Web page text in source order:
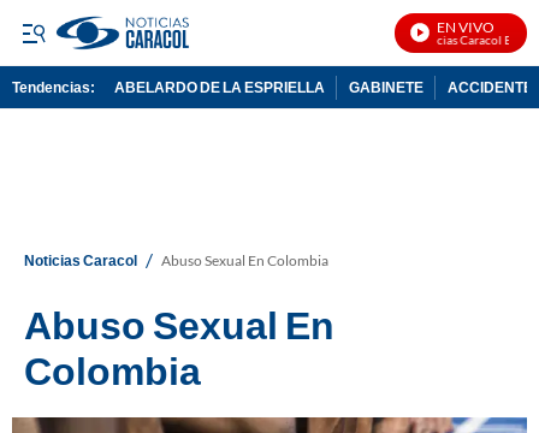
EN VIVO
Noticias Caracol En Vivo
Tendencias: ABELARDO DE LA ESPRIELLA GABINETE ACCIDENTE
Noticias Caracol / Abuso Sexual En Colombia
Abuso Sexual En
Colombia